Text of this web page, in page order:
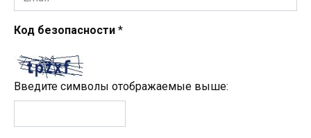
*
Код безопасности *
Введите символы отображаемые выше: